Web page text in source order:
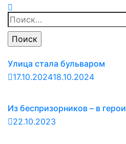
Найти:
Улица стала бульваром
17.10.202418.10.2024
Из беспризорников – в герои
22.10.2023